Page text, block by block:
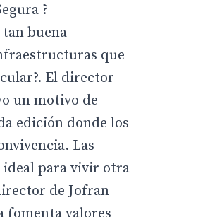
?
tan buena
que
El director
un motivo de
edición donde los
Las
ideal para vivir otra
de Jofran